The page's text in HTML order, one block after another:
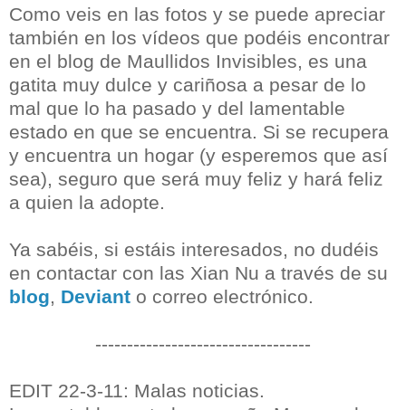
Como veis en las fotos y se puede apreciar
también en los vídeos que podéis encontrar
en el blog de Maullidos Invisibles, es una
gatita muy dulce y cariñosa a pesar de lo
mal que lo ha pasado y del lamentable
estado en que se encuentra. Si se recupera
y encuentra un hogar (y esperemos que así
sea), seguro que será muy feliz y hará feliz
a quien la adopte.
Ya sabéis, si estáis interesados, no dudéis
en contactar con las Xian Nu a través de su
blog
Deviant o correo electrónico.
----------------------------------
EDIT 22-3-11: Malas noticias.